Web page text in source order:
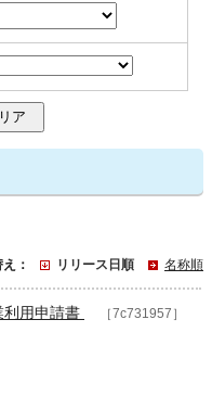
： リリース日順 名称順
利用申請書 ［7c731957］